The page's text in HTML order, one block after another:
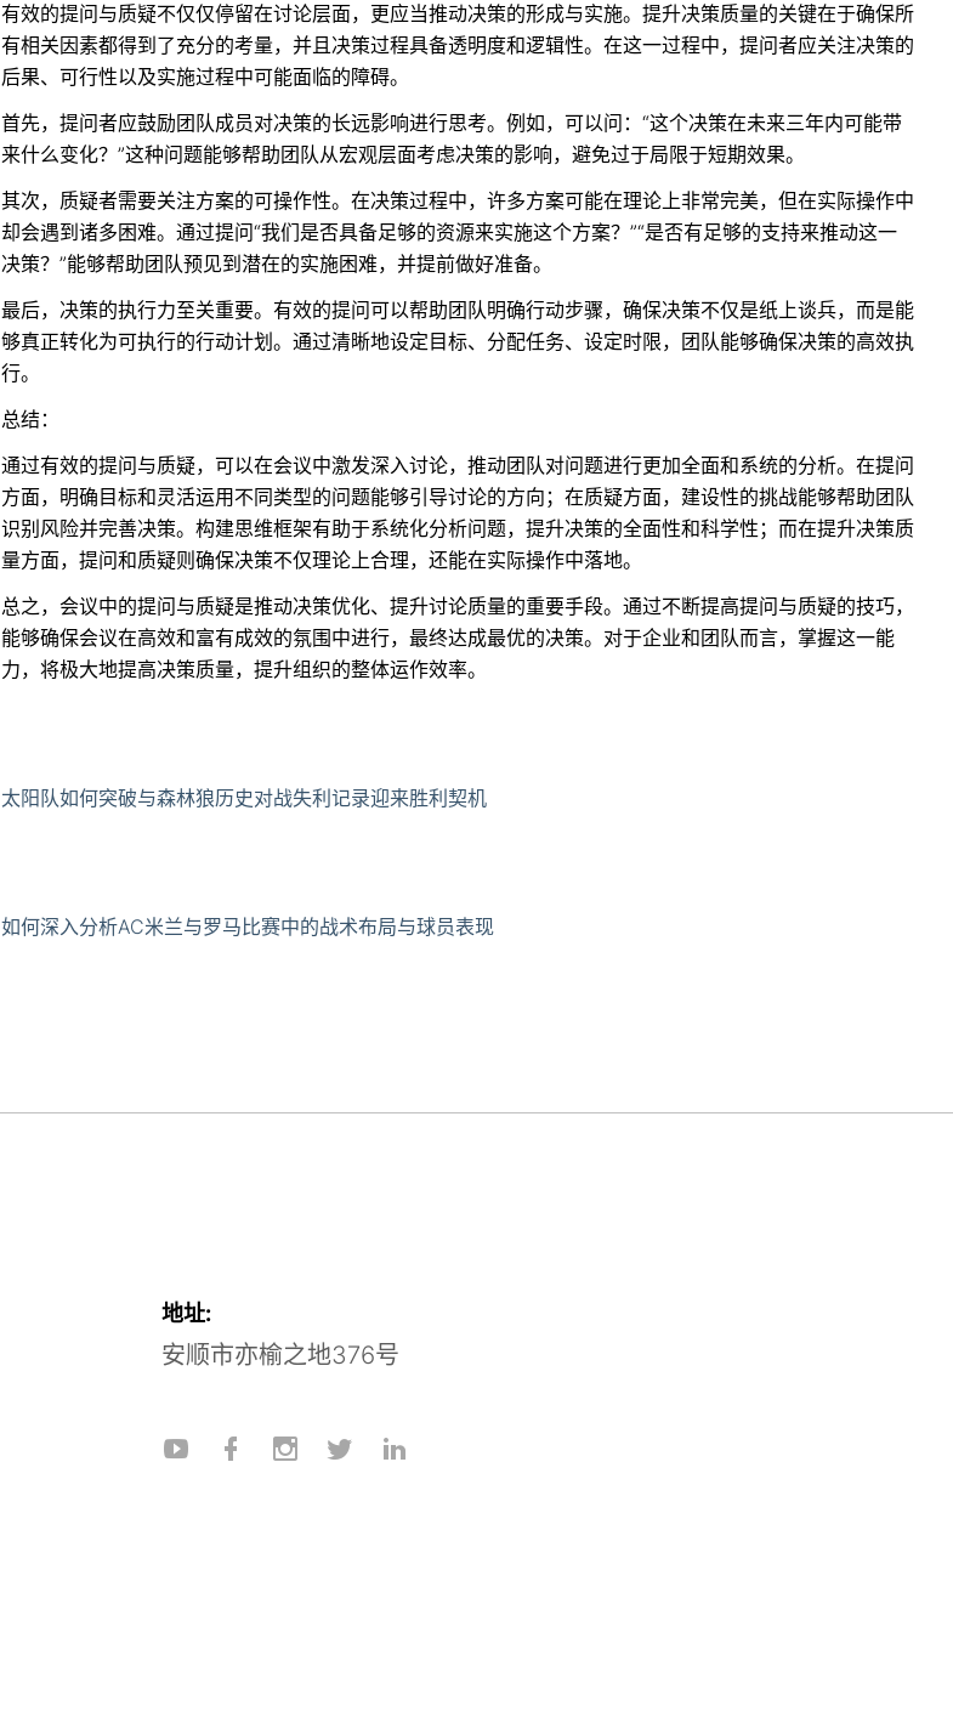
有效的提问与质疑不仅仅停留在讨论层面，更应当推动决策的形成与实施。提升决策质量的关键在于确保所
有相关因素都得到了充分的考量，并且决策过程具备透明度和逻辑性。在这一过程中，提问者应关注决策的
后果、可行性以及实施过程中可能面临的障碍。
首先，提问者应鼓励团队成员对决策的长远影响进行思考。例如，可以问：“这个决策在未来三年内可能带
来什么变化？”这种问题能够帮助团队从宏观层面考虑决策的影响，避免过于局限于短期效果。
其次，质疑者需要关注方案的可操作性。在决策过程中，许多方案可能在理论上非常完美，但在实际操作中
却会遇到诸多困难。通过提问“我们是否具备足够的资源来实施这个方案？”“是否有足够的支持来推动这一
决策？”能够帮助团队预见到潜在的实施困难，并提前做好准备。
最后，决策的执行力至关重要。有效的提问可以帮助团队明确行动步骤，确保决策不仅是纸上谈兵，而是能
够真正转化为可执行的行动计划。通过清晰地设定目标、分配任务、设定时限，团队能够确保决策的高效执
行。
总结：
通过有效的提问与质疑，可以在会议中激发深入讨论，推动团队对问题进行更加全面和系统的分析。在提问
方面，明确目标和灵活运用不同类型的问题能够引导讨论的方向；在质疑方面，建设性的挑战能够帮助团队
识别风险并完善决策。构建思维框架有助于系统化分析问题，提升决策的全面性和科学性；而在提升决策质
量方面，提问和质疑则确保决策不仅理论上合理，还能在实际操作中落地。
总之，会议中的提问与质疑是推动决策优化、提升讨论质量的重要手段。通过不断提高提问与质疑的技巧，
能够确保会议在高效和富有成效的氛围中进行，最终达成最优的决策。对于企业和团队而言，掌握这一能
力，将极大地提高决策质量，提升组织的整体运作效率。
太阳队如何突破与森林狼历史对战失利记录迎来胜利契机
如何深入分析AC米兰与罗马比赛中的战术布局与球员表现
地址:
安顺市亦榆之地376号